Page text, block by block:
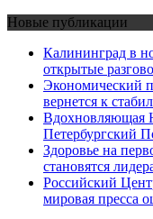
Новые публикации
Калининград в
открытые
Экономический
вернется к
Вдохновляющая
Петербургский
Здоровье на
становятся
Российский
мировая пресса